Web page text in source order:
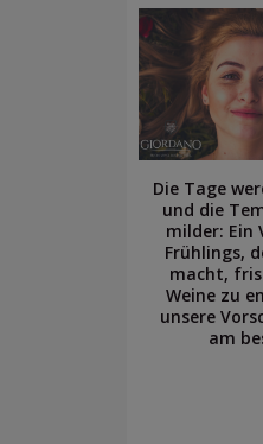
Die Tage
und die
milder: Ein
Frühlings,
macht,
Weine zu
unsere
am